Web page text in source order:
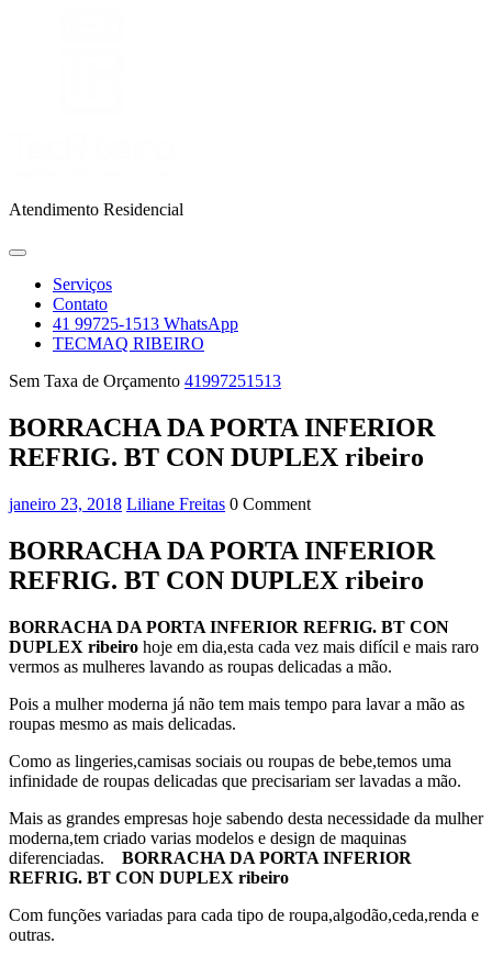
Atendimento Residencial
Open
Serviços
Contato
41 99725-1513 WhatsApp
TECMAQ RIBEIRO
Close
Sem Taxa de Orçamento 4199725151341997251513
BORRACHA DA PORTA INFERIOR
REFRIG. BT CON DUPLEX ribeiro
janeiro 23, 2018janeiro
2018
Liliane FreitasLiliane
0 Comment
BORRACHA DA PORTA INFERIOR
REFRIG. BT CON DUPLEX ribeiro
BORRACHA DA PORTA INFERIOR REFRIG. BT CON
DUPLEX ribeiro hoje em dia,esta cada vez mais difícil e mais raro
vermos as mulheres lavando as roupas delicadas a mão.
Pois a mulher moderna já não tem mais tempo para lavar a mão as
roupas mesmo as mais delicadas.
Como as lingeries,camisas sociais ou roupas de bebe,temos uma
infinidade de roupas delicadas que precisariam ser lavadas a mão.
Mais as grandes empresas hoje sabendo desta necessidade da mulher
moderna,tem criado varias modelos e design de maquinas
diferenciadas. BORRACHA DA PORTA INFERIOR
REFRIG. BT CON DUPLEX ribeiro
Com funções variadas para cada tipo de roupa,algodão,ceda,renda e
outras.